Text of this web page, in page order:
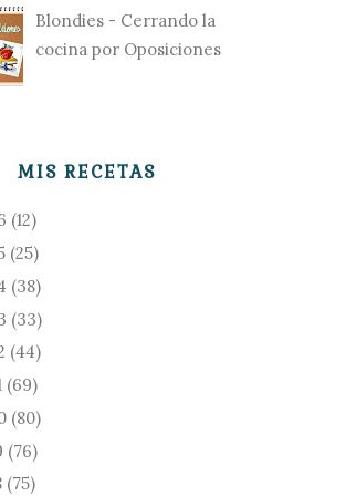
Blondies - Cerrando la
cocina por Oposiciones
MIS RECETAS
(12)
(25)
(38)
(33)
(44)
(69)
(80)
(76)
(75)